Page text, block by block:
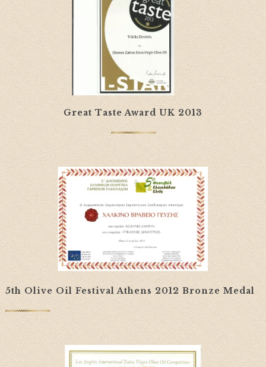
Great Taste Award UK 2013
5th Olive Oil Festival Athens 2012 Bronze Medal